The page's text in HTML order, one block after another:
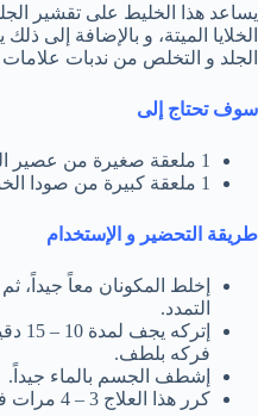
يساعد هذا الخليط على تقشير
الخلايا الميتة، و بالإضافة إلى
الجلد و التخلص من ندبات علامات
سوف تحتاج إلى
1 ملعقة صغيرة من عصير الليمون الطازج.
1 ملعقة كبيرة من صودا الخبز.
طريقة التحضير و الإستخدام
إخلط المكونان معاً جيداً،
التمدد.
فركه بلطف.
إشطف الجسم بالماء جيداً.
كرر هذا العلاج 3 – 4 مرات في الأسبوع.